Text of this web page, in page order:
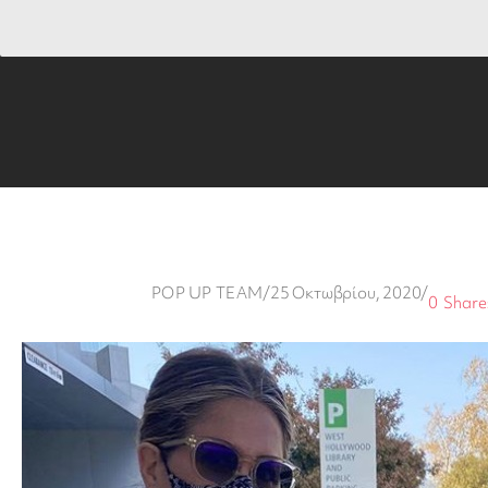
POP UP TEAM/25 Οκτωβρίου, 2020/0